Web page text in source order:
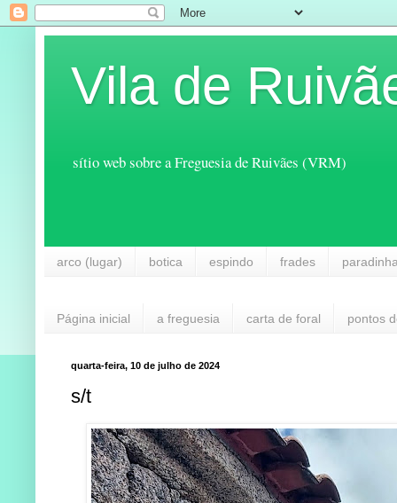
Vila de
sítio web sobre a Freguesia de Ruivães (VRM)
arco (lugar) botica espindo frades
Página inicial a freguesia carta de foral pontos
quarta-feira, 10 de julho de 2024
s/t